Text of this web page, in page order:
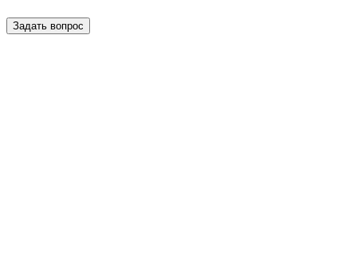
Задать вопрос